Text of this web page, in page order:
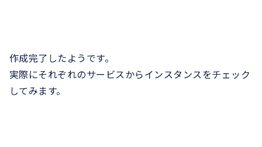
作成完了したようです。
実際にそれぞれのサービスからインスタンスをチェック
してみます。